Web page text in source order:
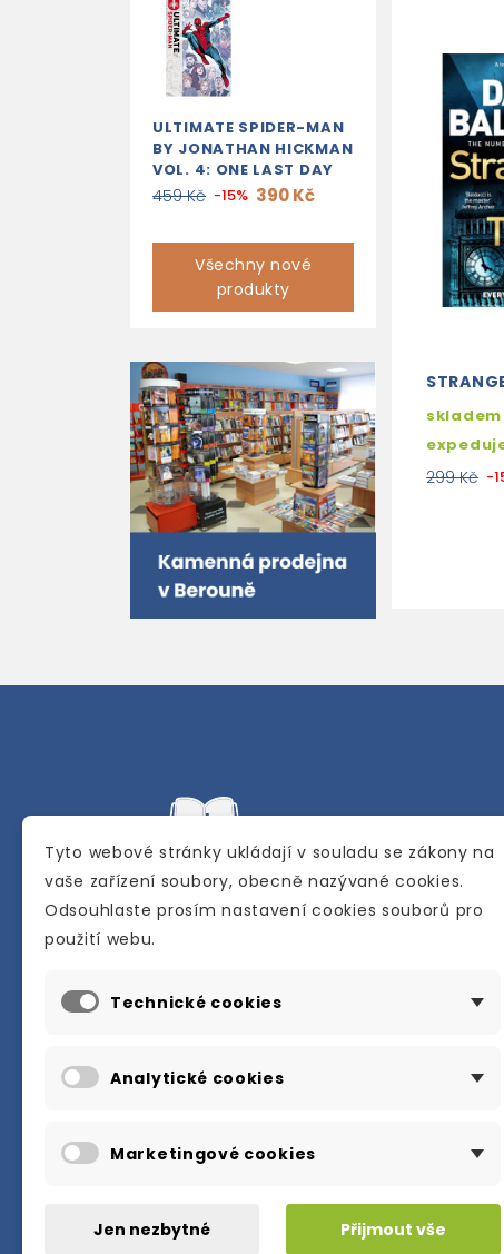
ULTIMATE SPIDER-MAN
BY JONATHAN HICKMAN
VOL. 4: ONE LAST DAY
459 Kč -15% 390 Kč
Všechny nové
produkty
299 Kč -
Internetové a kamenné knihkupectví se
anglického jazyka.
Karly Machové 48 Beroun 266 01
info@englishbooks.cz
Tyto webové stránky ukládají v souladu se zákony na
vaše zařízení soubory, obecně nazývané cookies.
Odsouhlaste prosím nastavení cookies souborů pro
použití webu.
Technické cookies
Analytické cookies
Marketingové cookies
Jen nezbytné Přijmout vše